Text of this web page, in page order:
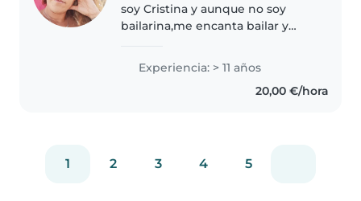
soy Cristina y aunque no soy
bailarina,me encanta bailar y
No soy payasa pero me gusta la
guasa,y te puedo sorprender con
cualquier cosa,un nuevo..
Experiencia: > 11 años
20,00 €/hora
1 2 3 4 5